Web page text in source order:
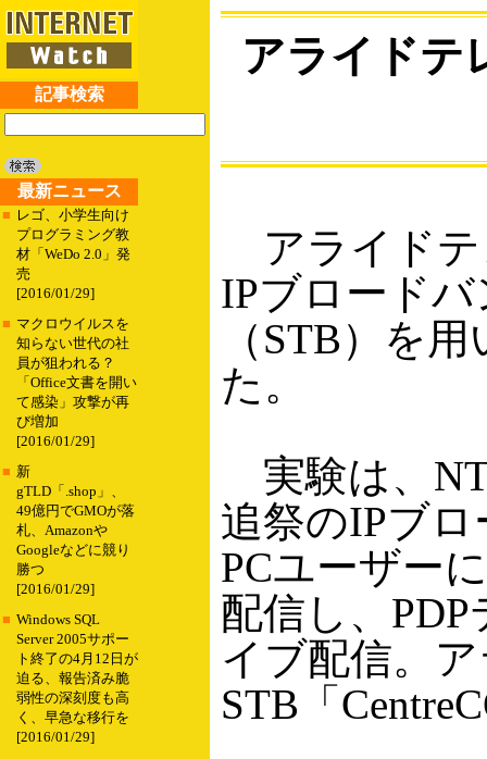
記事検索
最新ニュース
■ レゴ、小学生向け
プログラミング教
材「WeDo 2.0」発
売
[2016/01/29]
■ マクロウイルスを
知らない世代の社
員が狙われる？
「Office文書を開い
て感染」攻撃が再
び増加
[2016/01/29]
■ 新
gTLD「.shop」、
49億円でGMOが落
札、Amazonや
Googleなどに競り
勝つ
[2016/01/29]
■ Windows SQL
Server 2005サポー
ト終了の4月12日が
迫る、報告済み脆
弱性の深刻度も高
く、早急な移行を
[2016/01/29]
アライドテ
アライドテ
IPブロード
（STB）を
た。
実験は、
追祭のIPブ
PCユーザー
配信し、
イブ配信。
STB「